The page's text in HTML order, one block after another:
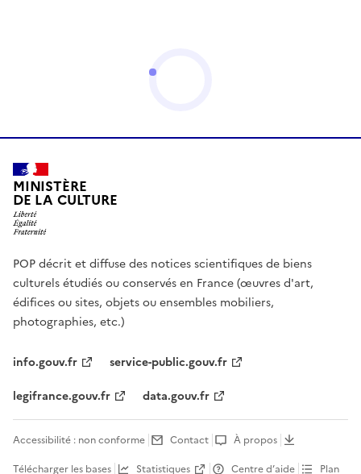
MINISTÈRE
DE LA CULTURE
POP décrit et diffuse des notices scientifiques de biens
culturels étudiés ou conservés en France (œuvres d'art,
édifices ou sites, objets ou ensembles mobiliers,
photographies, etc.)
info.gouv.fr
service-public.gouv.fr
legifrance.gouv.fr
data.gouv.fr
Accessibilité : non conforme Contact
À propos
Télécharger les bases
Statistiques Centre d’aide Plan